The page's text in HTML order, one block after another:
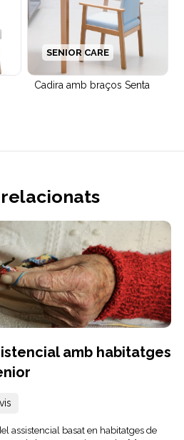
Cadira amb braços Senta
SENIOR CARE
relacionats
amb habitatges
assistencial basat en habitatges de